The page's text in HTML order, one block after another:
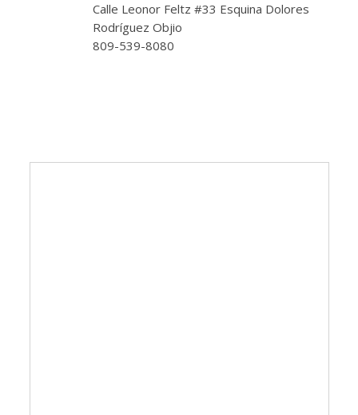
Calle Leonor Feltz #33 Esquina Dolores
Rodríguez Objio
809-539-8080